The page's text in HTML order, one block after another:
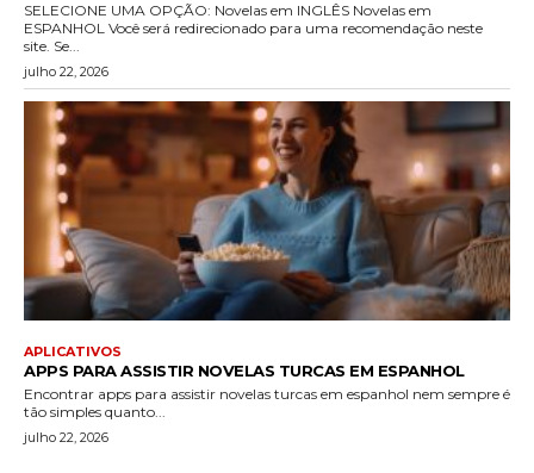
SELECIONE UMA OPÇÃO: Novelas em INGLÊS Novelas em
ESPANHOL Você será redirecionado para uma recomendação neste
site. Se...
julho 22, 2026
APLICATIVOS
APPS PARA ASSISTIR NOVELAS TURCAS EM ESPANHOL
Encontrar apps para assistir novelas turcas em espanhol nem sempre é
tão simples quanto...
julho 22, 2026